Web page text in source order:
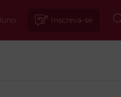
Inscreva-se